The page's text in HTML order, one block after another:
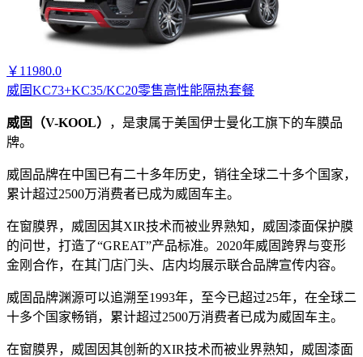
￥11980.0
威固KC73+KC35/KC20零售高性能隔热套餐
威固（V-KOOL）
，是隶属于美国伊士曼化工旗下的车膜品
牌。
威固品牌在中国已有二十多年历史，销往全球二十多个国家，
累计超过2500万消费者已成为威固车主。
在窗膜界，威固因其XIR技术而被业界熟知，威固漆面保护膜
的问世，打造了“GREAT”产品标准。2020年威固跨界与变形
金刚合作，在其门店门头、店内均展示联合品牌宣传内容。
威固品牌渊源可以追溯至1993年，至今已超过25年，在全球二
十多个国家畅销，累计超过2500万消费者已成为威固车主。
在窗膜界，威固因其创新的XIR技术而被业界熟知，威固漆面